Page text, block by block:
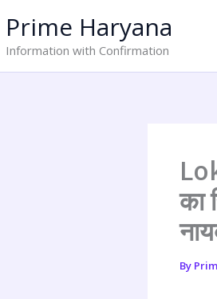
Prime Haryana
Information with Confirmation
का
By